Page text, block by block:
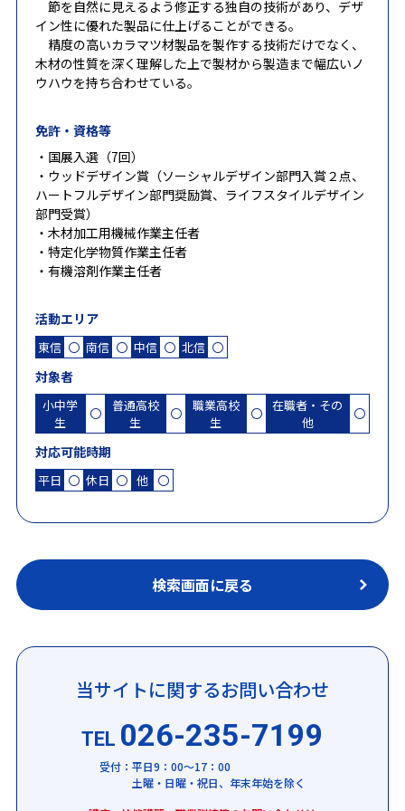
節を自然に見えるよう修正する独自の技術があり、デザ
イン性に優れた製品に仕上げることができる。
精度の高いカラマツ材製品を製作する技術だけでなく、
木材の性質を深く理解した上で製材から製造まで幅広いノ
ウハウを持ち合わせている。
免許・資格等
・国展入選（7回）
・ウッドデザイン賞（ソーシャルデザイン部門入賞２点、
ハートフルデザイン部門奨励賞、ライフスタイルデザイン
部門受賞）
・木材加工用機械作業主任者
・特定化学物質作業主任者
・有機溶剤作業主任者
活動エリア
東信 〇 南信 〇 中信 〇 北信 〇
対象者
小中学
生
〇
普通高校
生
〇
職業高校
生
〇
在職者・その
他
〇
対応可能時期
平日 〇 休日 〇 他 〇
検索画面に戻る
当サイトに関するお問い合わせ
TEL 026-235-7199
受付：平日9：00～17：00
土曜・日曜・祝日、年末年始を除く